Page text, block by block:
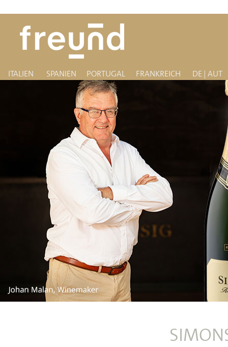
ITALIEN SPANIEN PORTUGAL FRANKREICH DE | AUT